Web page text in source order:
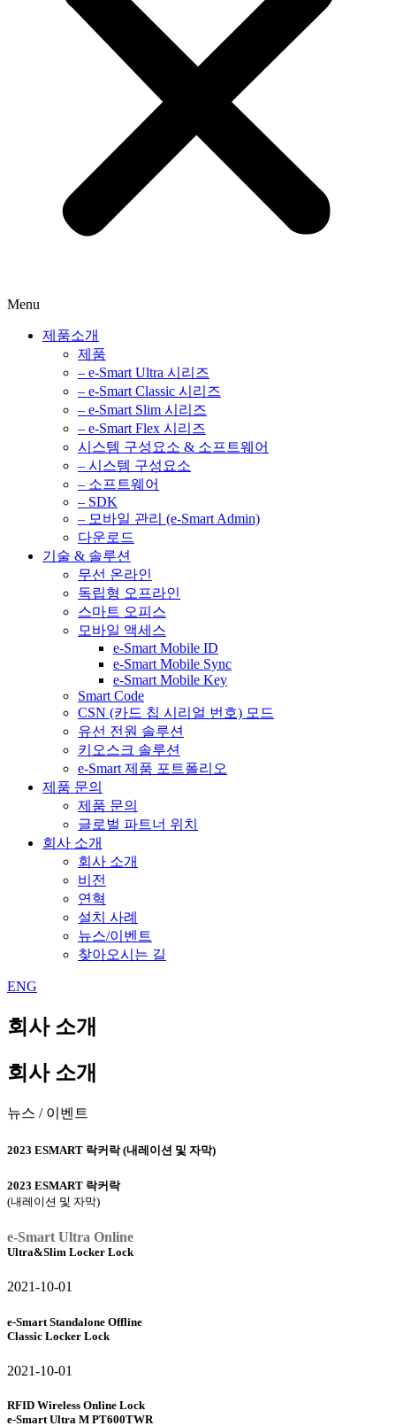
Menu
제품소개
제품
– e-Smart Ultra 시리즈
– e-Smart Classic 시리즈
– e-Smart Slim 시리즈
– e-Smart Flex 시리즈
시스템 구성요소 & 소프트웨어
– 시스템 구성요소
– 소프트웨어
– SDK
– 모바일 관리 (e-Smart Admin)
다운로드
기술 & 솔루션
무선 온라인
독립형 오프라인
스마트 오피스
모바일 액세스
e-Smart Mobile ID
e-Smart Mobile Sync
e-Smart Mobile Key
Smart Code
CSN (카드 칩 시리얼 번호) 모드
유선 전원 솔루션
키오스크 솔루션
e-Smart 제품 포트폴리오
제품 문의
제품 문의
글로벌 파트너 위치
회사 소개
회사 소개
비전
연혁
설치 사례
뉴스/이벤트
찾아오시는 길
ENG
회사 소개
회사 소개
뉴스 / 이벤트
2023 ESMART 락커락 (내레이션 및 자막)
2023 ESMART 락커락
(내레이션 및 자막)
e-Smart Ultra Online
Ultra&Slim Locker Lock
2021-10-01
e-Smart Standalone Offline
Classic Locker Lock
2021-10-01
RFID Wireless Online Lock
e-Smart Ultra M PT600TWR